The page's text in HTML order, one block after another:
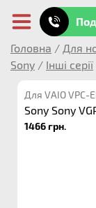
Головна / Для
Sony / Інші серії
Для VAIO VPC-
Sony Sony
1466 грн.